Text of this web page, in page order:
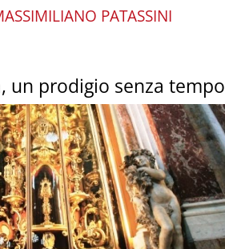
PATASSINI
un prodigio senza tempo